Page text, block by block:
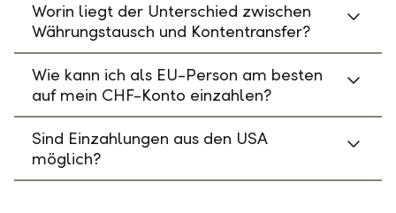
Worin liegt der Unterschied zwischen
Währungstausch und Kontentransfer?
Wie kann ich als EU-Person am besten
auf mein CHF-Konto einzahlen?
Sind Einzahlungen aus den USA
möglich?